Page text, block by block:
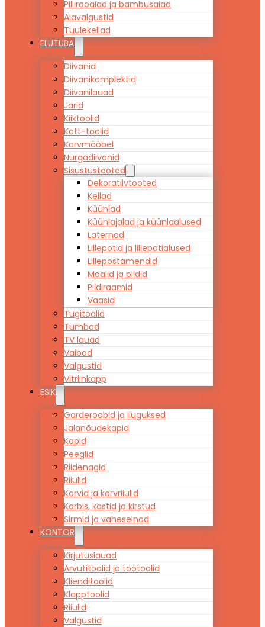
Pillirooaiad ja bambusaiad
Aiavalgustid
Tuulekellad
ELUTUBA
Diivanid
Diivanikomplektid
Diivanilauad
Järid
Kiiktoolid
Kott-toolid
Korvmööbel
Nurgadiivanid
Sisustustooted
Dekoratiivtooted
Kellad
Küünlad
Küünlajalad ja küünlaalused
Laternad
Lillepotid ja lillepotialused
Lillepostamendid
Maalid ja pildid
Pildiraamid
Vaasid
Tugitoolid
Tumbad
TV lauad
Vaibad
Valgustid
Vitriinkapp
ESIK
Garderoobid ja liuguksed
Jalanõudekapid
Kapid
Peeglid
Riidenagid
Riiulid
Korvid ja korvriiulid
Karbis, kastid ja kirstud
Sirmid ja vaheseinad
KONTOR
Kirjutuslauad
Arvutitoolid ja töötoolid
Klienditoolid
Klapptoolid
Riiulid
Valgustid